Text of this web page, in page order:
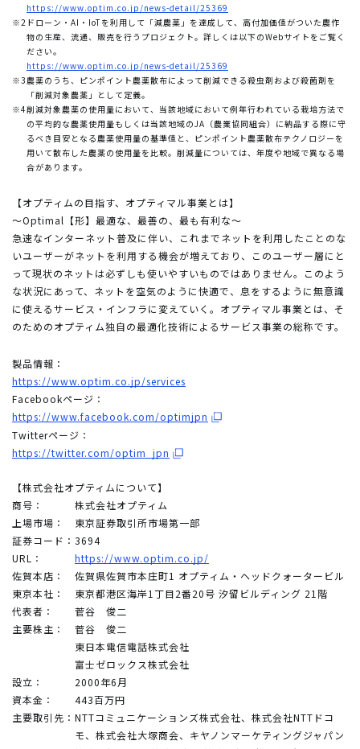
https://www.optim.co.jp/news-detail/25369
※2 ドローン・AI・IoTを利用して「減農薬」を達成して、高付加価値がついた農作
物の生産、流通、販売を行うプロジェクト。詳しくは以下のWebサイトをご覧く
ださい。
https://www.optim.co.jp/news-detail/25369
※3 農薬のうち、ピンポイント農薬散布によって削減できる殺虫剤および殺菌剤を
「削減対象農薬」として定義。
※4削減対象農薬の使用量において、当該地域において例年行われている栽培方法で
の平均的な農薬使用量もしくは当該地域のJA（農業協同組合）に納品する際に守
るべき目安となる農薬使用量の基準値と、ピンポイント農薬散布テクノロジーを
用いて散布した農薬の使用量を比較。削減量については、年度や地域で異なる場
合があります。
【オプティムの目指す、オプティマル事業とは】
～Optimal【形】最適な、最善の、最も有利な～
急速なインターネット普及に伴い、これまでネットを利用したことのな
いユーザーがネットを利用する機会が増えており、このユーザー層にと
って現状のネットは必ずしも使いやすいものではありません。このよう
な状況にあって、ネットを空気のように快適で、息をするように無意識
に使えるサービス・インフラに変えていく。オプティマル事業とは、そ
のためのオプティム独自の最適化技術によるサービス事業の総称です。
製品情報：
https://www.optim.co.jp/services
Facebookページ：
https://www.facebook.com/optimjpn
Twitterページ：
https://twitter.com/optim_jpn
【株式会社オプティムについて】
商号：
株式会社オプティム
上場市場：
東京証券取引所市場第一部
証券コード： 3694
URL：
https://www.optim.co.jp/
佐賀本店：
佐賀県佐賀市本庄町1 オプティム・ヘッドクォータービル
東京本社：
東京都港区海岸1丁目2番20号 汐留ビルディング 21階
代表者：
菅谷 俊二
主要株主：
菅谷 俊二
東日本電信電話株式会社
富士ゼロックス株式会社
設立：
2000年6月
資本金：
443百万円
主要取引先： NTTコミュニケーションズ株式会社、株式会社NTTドコ
モ、株式会社大塚商会、キヤノンマーケティングジャパン